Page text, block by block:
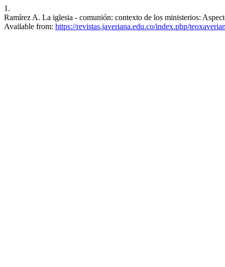
1.
Ramírez A. La iglesia - comunión: contexto de los ministerios:
Available from: https://revistas.javeriana.edu.co/index.php/